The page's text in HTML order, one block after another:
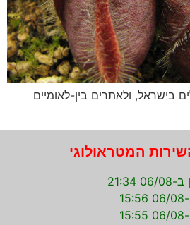
בישראל, ולאתרים בין-לאומיים
המטראולוגי